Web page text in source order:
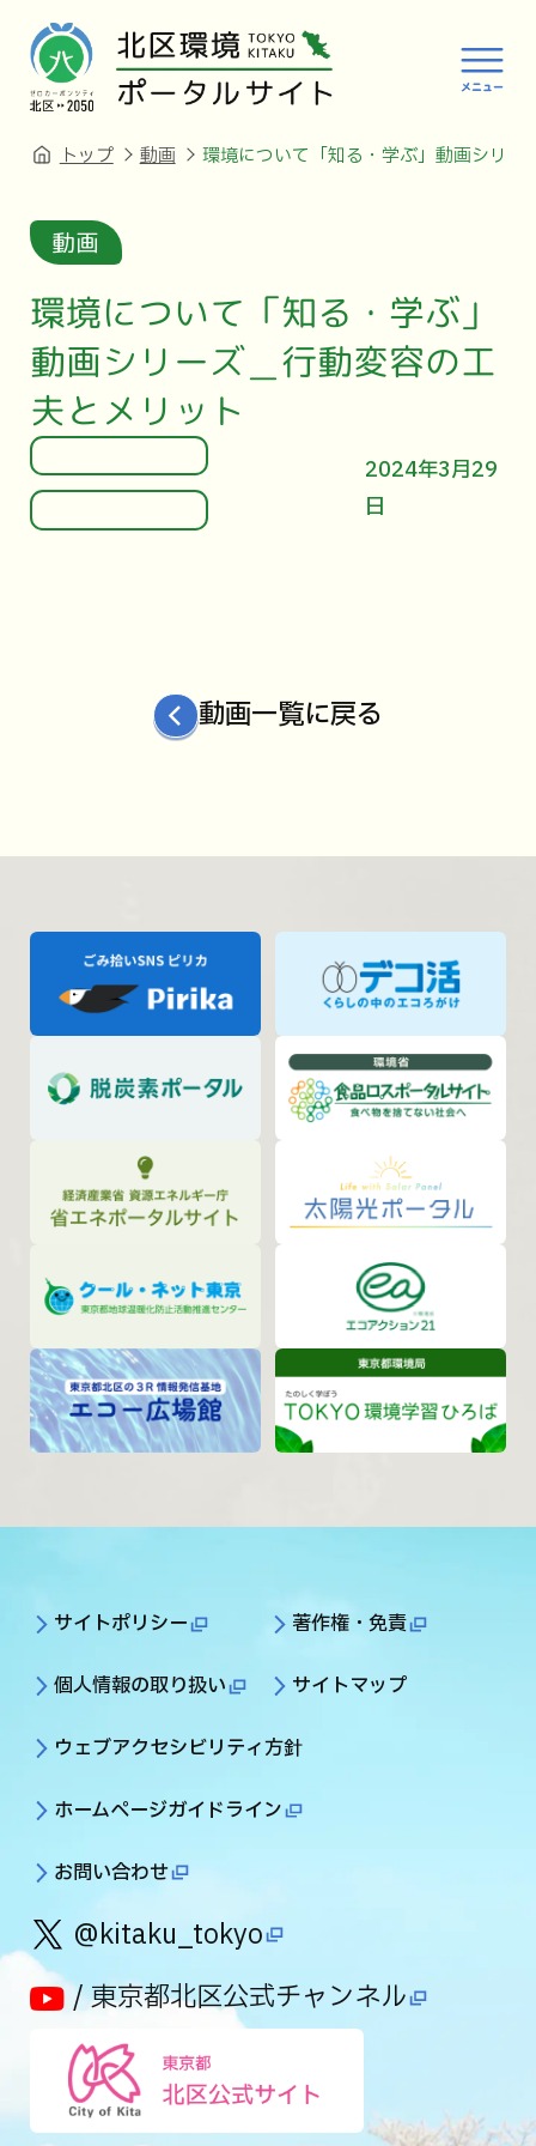
トップ 動画 環境について「知る・学ぶ」動画シリー
動画
環境について「知る・学ぶ」
動画シリーズ＿行動変容の工
夫とメリット
2024年3月29
日
動画一覧に戻る
サイトポリシー 著作権・免責
個人情報の取り扱い サイトマップ
ウェブアクセシビリティ方針
ホームページガイドライン
お問い合わせ
@kitaku_tokyo
/ 東京都北区公式チャンネル